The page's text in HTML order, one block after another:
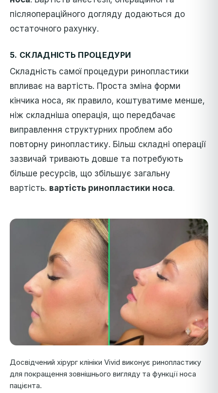
післяопераційного догляду додаються до
остаточного рахунку.
5. СКЛАДНІСТЬ ПРОЦЕДУРИ
Складність самої процедури ринопластики
впливає на вартість. Проста зміна форми
кінчика носа, як правило, коштуватиме менше,
ніж складніша операція, що передбачає
виправлення структурних проблем або
повторну ринопластику. Більш складні операції
зазвичай тривають довше та потребують
більше ресурсів, що збільшує загальну
вартість. вартість ринопластики носа.
Досвідчений хірург клініки Vivid виконує ринопластику
для покращення зовнішнього вигляду та функції носа
пацієнта.